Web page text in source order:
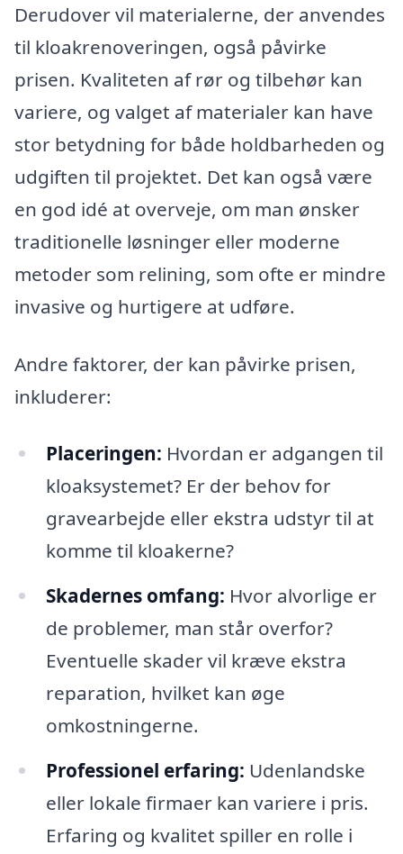
Derudover vil materialerne, der anvendes
til kloakrenoveringen, også påvirke
prisen. Kvaliteten af rør og tilbehør kan
variere, og valget af materialer kan have
stor betydning for både holdbarheden og
udgiften til projektet. Det kan også være
en god idé at overveje, om man ønsker
traditionelle løsninger eller moderne
metoder som relining, som ofte er mindre
invasive og hurtigere at udføre.
Andre faktorer, der kan påvirke prisen,
inkluderer:
Placeringen: Hvordan er adgangen til
kloaksystemet? Er der behov for
gravearbejde eller ekstra udstyr til at
komme til kloakerne?
Skadernes omfang: Hvor alvorlige er
de problemer, man står overfor?
Eventuelle skader vil kræve ekstra
reparation, hvilket kan øge
omkostningerne.
Professionel erfaring: Udenlandske
eller lokale firmaer kan variere i pris.
Erfaring og kvalitet spiller en rolle i